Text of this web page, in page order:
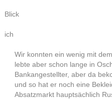
Blick
ich
Wir konnten ein wenig mit
lebte aber schon lange in
Bankangestellter, aber da
und so hat er noch eine
Absatzmarkt hauptsächlich